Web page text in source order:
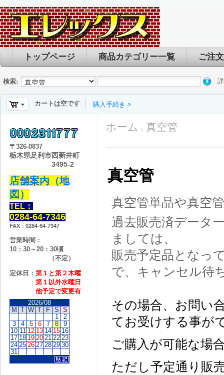
トップページ 商品カテゴリー一覧 ご注
検索:
カートは空です 購入手続き
ホーム 真空管
真空管
真空管単品や真空
過去販売済データ
ましては、
販売予定品となっ
で、キャンセル待
その場合、お問い
てお受けする事が
ご購入が可能な場
ただし予定通り販
〒 326-0837
栃木県足利市西新井町
3495-2
店舗案内（地
図）
TEL：
0284-64-7346
FAX：0284-64-7347
営業時間：
10：30～20：30頃
（不定）
定休日： 第１と第２木曜
： 第１以外水曜日
他予定で変更有
2026/08
M T W T F S S
1
2
3
4 5 6 7 8
9
10 11 12 13 14 15 16
17 18 19 20 21 22 23
24 25 26 27 28 29 30
31